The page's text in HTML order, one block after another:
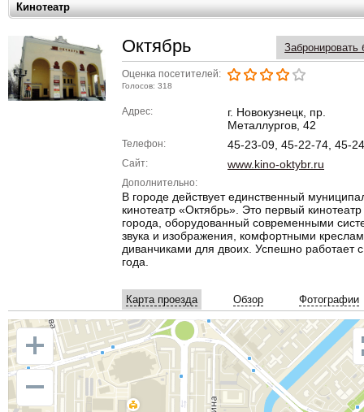
Кинотеатр
Октябрь Забронировать
Оценка посетителей:
Голосов: 318
Адрес:
г. Новокузнецк, пр.
Металлургов, 42
Телефон: 45-23-09, 45-22-74, 45-
Сайт: www.kino-oktybr.ru
Дополнительно:
В городе действует единственный
кинотеатр «Октябрь». Это первый кинотеатр
города, оборудованный современными
звука и изображения, комфортными
диванчиками для двоих. Успешно работает
года.
Карта проезда Обзор Фотографии